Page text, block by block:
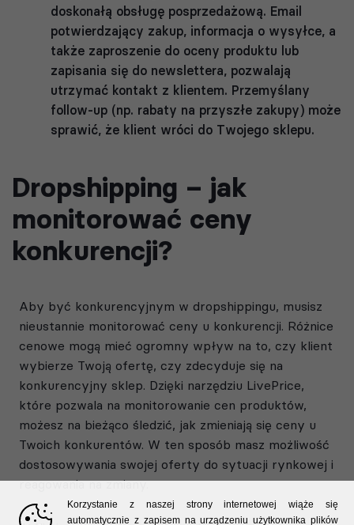
doskonałą obsługę posprzedażową. Email
potwierdzający zakup, informacja o wysyłce, a
także zaproszenie do oceny produktu lub
zapisania się do newslettera, pozwalają
utrzymać kontakt z klientem. Przemyślany
follow-up (np. rabaty na przyszłe zakupy) może
sprawić, że klient wróci do Twojego sklepu.
Dropshipping – jak
monitorować ceny
konkurencji?
Aby być konkurencyjnym w dropshippingu, musisz
nieustannie monitorować ceny u konkurencji. Różnice
cenowe mogą mieć ogromny wpływ na to, czy klient
wybierze Twoją ofertę, czy zdecyduje się na
konkurencyjny sklep. Dzięki narzędziu LivePrice,
które pozwala na monitorowanie cen produktów,
możesz na bieżąco śledzić, jak zmieniają się ceny u
Twoich konkurentów. W ten sposób masz możliwość
dostosowywania swojej oferty do sytuacji rynkowej i
reagowania na zmiany.
Korzystanie z naszej strony internetowej wiąże się
automatycznie z zapisem na urządzeniu użytkownika plików